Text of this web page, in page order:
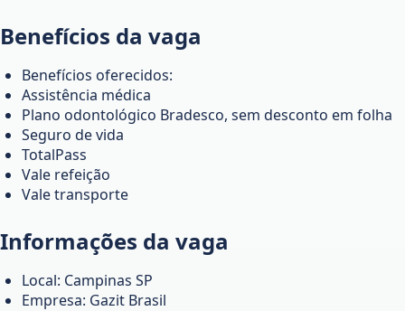
Benefícios da vaga
Benefícios oferecidos:
Assistência médica
Plano odontológico Bradesco, sem desconto em folha
Seguro de vida
TotalPass
Vale refeição
Vale transporte
Informações da vaga
Local: Campinas SP
Empresa: Gazit Brasil